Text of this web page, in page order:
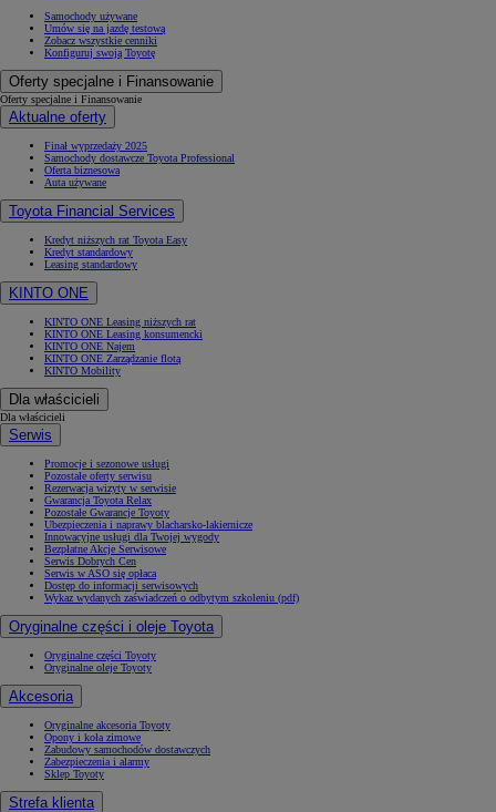
Samochody używane
Umów się na jazdę testową
Zobacz wszystkie cenniki
Konfiguruj swoją Toyotę
Oferty specjalne i Finansowanie
Oferty specjalne i Finansowanie
Aktualne oferty
Finał wyprzedaży 2025
Samochody dostawcze Toyota Professional
Oferta biznesowa
Auta używane
Toyota Financial Services
Kredyt niższych rat Toyota Easy
Kredyt standardowy
Leasing standardowy
KINTO ONE
KINTO ONE Leasing niższych rat
KINTO ONE Leasing konsumencki
KINTO ONE Najem
KINTO ONE Zarządzanie flotą
KINTO Mobility
Dla właścicieli
Dla właścicieli
Serwis
Promocje i sezonowe usługi
Pozostałe oferty serwisu
Rezerwacja wizyty w serwisie
Gwarancja Toyota Relax
Pozostałe Gwarancje Toyoty
Ubezpieczenia i naprawy blacharsko-lakiernicze
Innowacyjne usługi dla Twojej wygody
Bezpłatne Akcje Serwisowe
Serwis Dobrych Cen
Serwis w ASO się opłaca
Dostęp do informacji serwisowych
Wykaz wydanych zaświadczeń o odbytym szkoleniu (pdf)
Oryginalne części i oleje Toyota
Oryginalne części Toyoty
Oryginalne oleje Toyoty
Akcesoria
Oryginalne akcesoria Toyoty
Opony i koła zimowe
Zabudowy samochodów dostawczych
Zabezpieczenia i alarmy
Sklep Toyoty
Strefa klienta